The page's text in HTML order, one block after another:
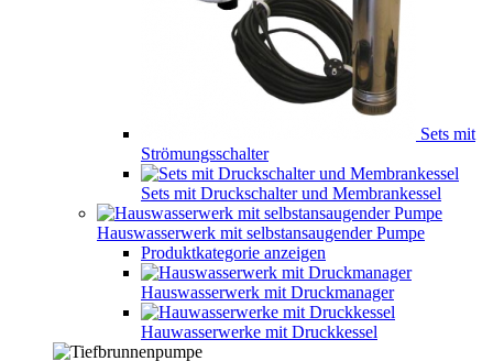
Sets mit
Strömungsschalter
Sets mit Druckschalter und Membrankessel
Hauswasserwerk mit selbstansaugender Pumpe
Produktkategorie anzeigen
Hauswasserwerk mit Druckmanager
Hauwasserwerke mit Druckkessel